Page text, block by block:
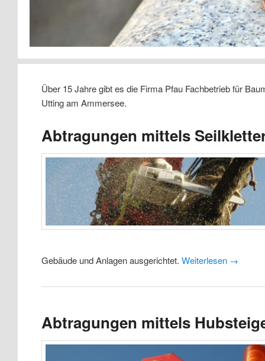
Über 15 Jahre gibt es die Firma Pfau Fachbetrieb für
Utting am Ammersee.
Abtragungen mittels
Gebäude und Anlagen ausgerichtet. Weiterlesen →
Abtragungen mittels